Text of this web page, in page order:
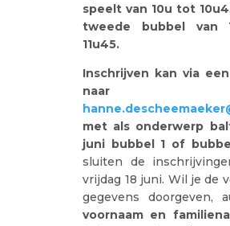
speelt van 10u tot
tweede bubbel van
11u45.
Inschrijven kan via
naar
met als onderwerp
juni bubbel 1 of
sluiten de
vrijdag 18 juni. Wil je de
gegevens doorgeven,
voornaam en